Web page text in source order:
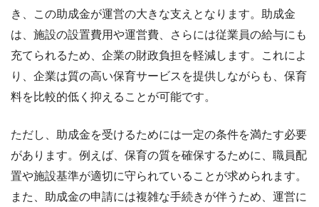
き、この助成金が運営の大きな支えとなります。助成金
は、施設の設置費用や運営費、さらには従業員の給与にも
充てられるため、企業の財政負担を軽減します。これによ
り、企業は質の高い保育サービスを提供しながらも、保育
料を比較的低く抑えることが可能です。
ただし、助成金を受けるためには一定の条件を満たす必要
があります。例えば、保育の質を確保するために、職員配
置や施設基準が適切に守られていることが求められます。
また、助成金の申請には複雑な手続きが伴うため、運営に